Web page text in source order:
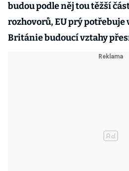
budou podle něj tou těžší
rozhovorů, EU prý potřebuje
Británie budoucí vztahy